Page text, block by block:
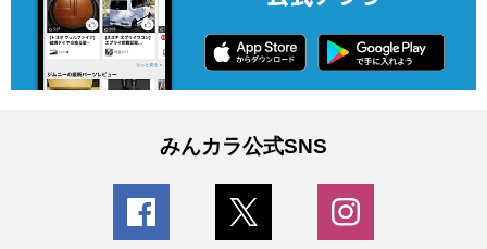
みんカラ公式SNS